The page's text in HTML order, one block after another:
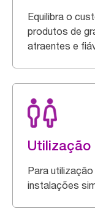
Equilibra o
produtos de
atraentes e
Utilização
Para
instalações